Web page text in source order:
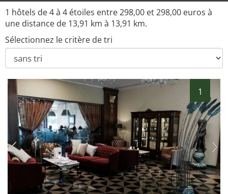
1 hôtels de 4 à 4 étoiles entre 298,00 et 298,00 euros à
une distance de 13,91 km à 13,91 km.
Sélectionnez le critère de tri
1